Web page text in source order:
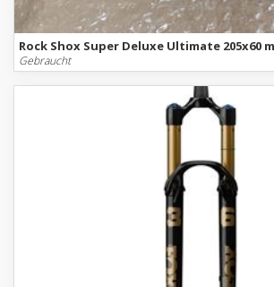
Rock Shox Super Deluxe Ultimate 205x60
Gebraucht